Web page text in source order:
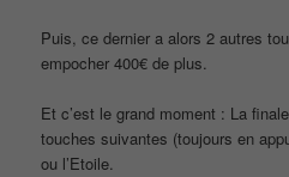
Puis, ce dernier a alors 2 autres
empocher 400€ de plus.
Et c’est le grand moment : La
touches suivantes (toujours en
ou l’Etoile.